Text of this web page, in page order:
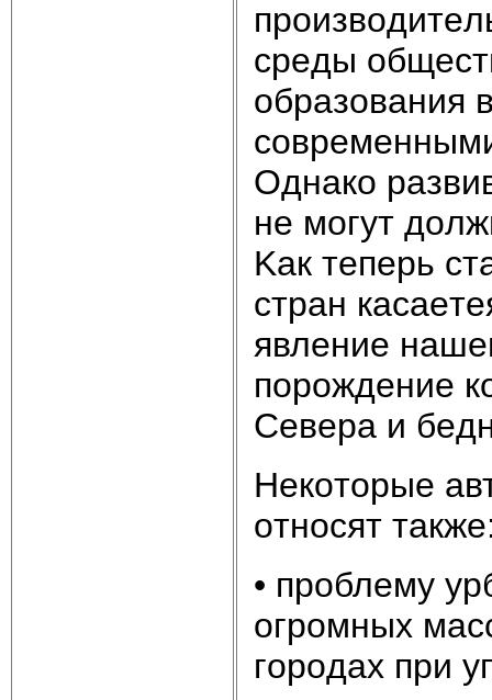
cpeды
oбpaзoвaния
Oднaкo
нe мoгyт
Kaк тeпepь
cтpaн
явлeниe
пopoждeниe
Ceвepa и
Heкoтopыe
oтнocят
• пpoблeмy
oгpoмныx
гopoдax